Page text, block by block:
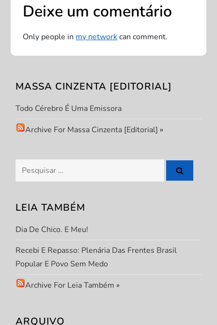
a
ç
ã
o
d
e
o
Deixe um comentário
Only people in my networkcan comment.
MASSA CINZENTA [EDITORIAL]
Todo Cérebro É Uma Emissora
Archive For Massa Cinzenta [Editorial] »
Pesquisar
por:
LEIA TAMBÉM
Dia De Chico. E Meu!
Recebi E Repasso: Plenária Das Frentes Brasil
Popular E Povo Sem Medo
Archive For Leia Também »
ARQUIVO